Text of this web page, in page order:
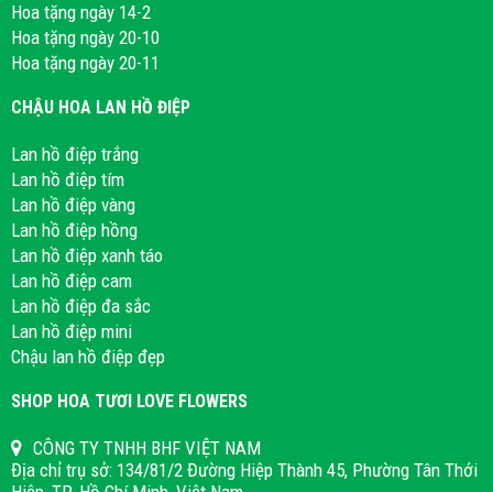
Hoa tặng ngày 14-2
Hoa tặng ngày 20-10
Hoa tặng ngày 20-11
CHẬU HOA LAN HỒ ĐIỆP
Lan hồ điệp trắng
Lan hồ điệp tím
Lan hồ điệp vàng
Lan hồ điệp hồng
Lan hồ điệp xanh táo
Lan hồ điệp cam
Lan hồ điệp đa sắc
Lan hồ điệp mini
Chậu lan hồ điệp đẹp
SHOP HOA TƯƠI LOVE FLOWERS
CÔNG TY TNHH BHF VIỆT NAM
Địa chỉ trụ sở: 134/81/2 Đường Hiệp Thành 45, Phường Tân Thới